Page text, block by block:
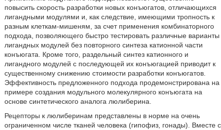
повысить скорость разработки новых конъюгатов, отличающихся
лигандными модулями и, как следствие, имеющими тропность к
разным клеткам-мишеням, за счет применения комбинаторного
подхода, позволяющего быстро тестировать различные варианты
лигандных модулей без повторного синтеза катионной части
конъюгата. Кроме того, раздельный синтез катионного и
лигандного модулей с последующей их конъюгацией приводит к
существенному снижению стоимости разработки конъюгатов.
Эффективность предложенного подхода продемонстрирована на
примере создания модульного молекулярного конъюгата на
основе синтетического аналога люлиберина.
Рецепторы к люлиберинам представлены в норме на очень
ограниченном числе тканей человека (гипофиз, гонады). Вместе с